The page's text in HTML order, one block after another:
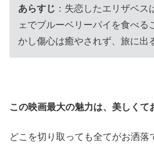
あらすじ ：失恋したエリザベ
ェでブルーベリーパイを食べる
かし傷心は癒やされず、旅に出
この映画最大の魅力は、美しくて
どこを切り取っても全てがお洒落